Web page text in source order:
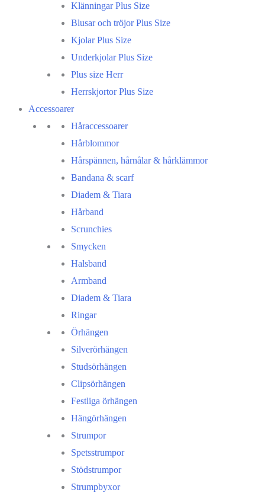
Klänningar Plus Size
Blusar och tröjor Plus Size
Kjolar Plus Size
Underkjolar Plus Size
Plus size Herr
Herrskjortor Plus Size
Accessoarer
Håraccessoarer
Hårblommor
Hårspännen, hårnålar & hårklämmor
Bandana & scarf
Diadem & Tiara
Hårband
Scrunchies
Smycken
Halsband
Armband
Diadem & Tiara
Ringar
Örhängen
Silverörhängen
Studsörhängen
Clipsörhängen
Festliga örhängen
Hängörhängen
Strumpor
Spetsstrumpor
Stödstrumpor
Strumpbyxor